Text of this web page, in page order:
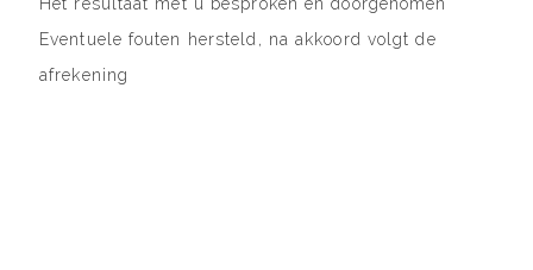
Eventuele fouten hersteld, na akkoord volgt de
afrekening